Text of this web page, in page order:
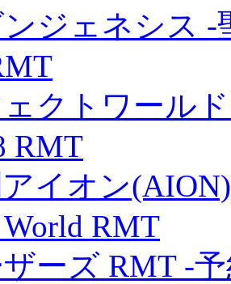
ンジェネシス
クトワール
RMT
イオン
World RMT
ーズ RMT -